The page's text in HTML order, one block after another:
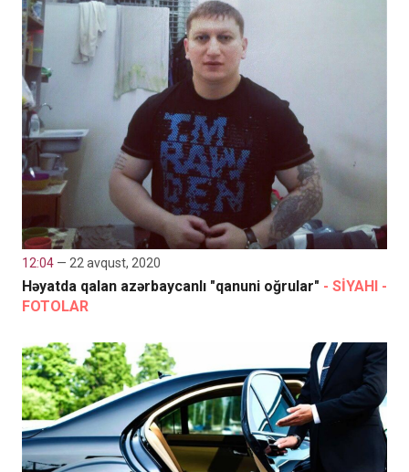
12:04 — 22 avqust, 2020
Həyatda qalan azərbaycanlı "qanuni oğrular" - SİYAHI -
FOTOLAR